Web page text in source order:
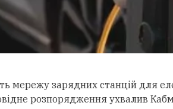
мережу зарядних станцій для
розпорядження ухвалив